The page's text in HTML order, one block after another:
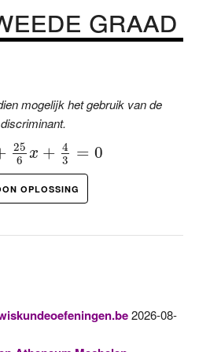
graad
mogelijk het gebruik van de
discriminant.
25
6 x + 4
3
= 0
+ 256 +4 3=
OPLOSSING
2026-08-